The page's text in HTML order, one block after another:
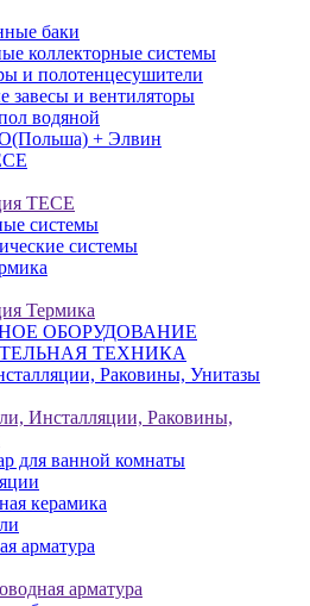
баки
коллекторные системы
и полотенцесушители
завесы и вентиляторы
водяной
+ Элвин
TECE
системы
системы
Термика
ОБОРУДОВАНИЕ
ТЕХНИКА
Раковины, Унитазы
Инсталляции, Раковины,
для ванной комнаты
керамика
арматура
арматура